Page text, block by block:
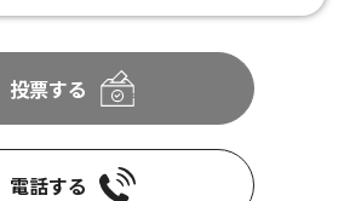
投票する
電話する